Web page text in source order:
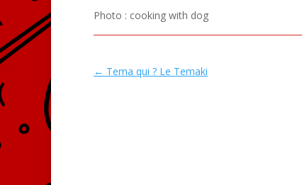
Photo : cooking with dog
← Tema qui ? Le Temaki